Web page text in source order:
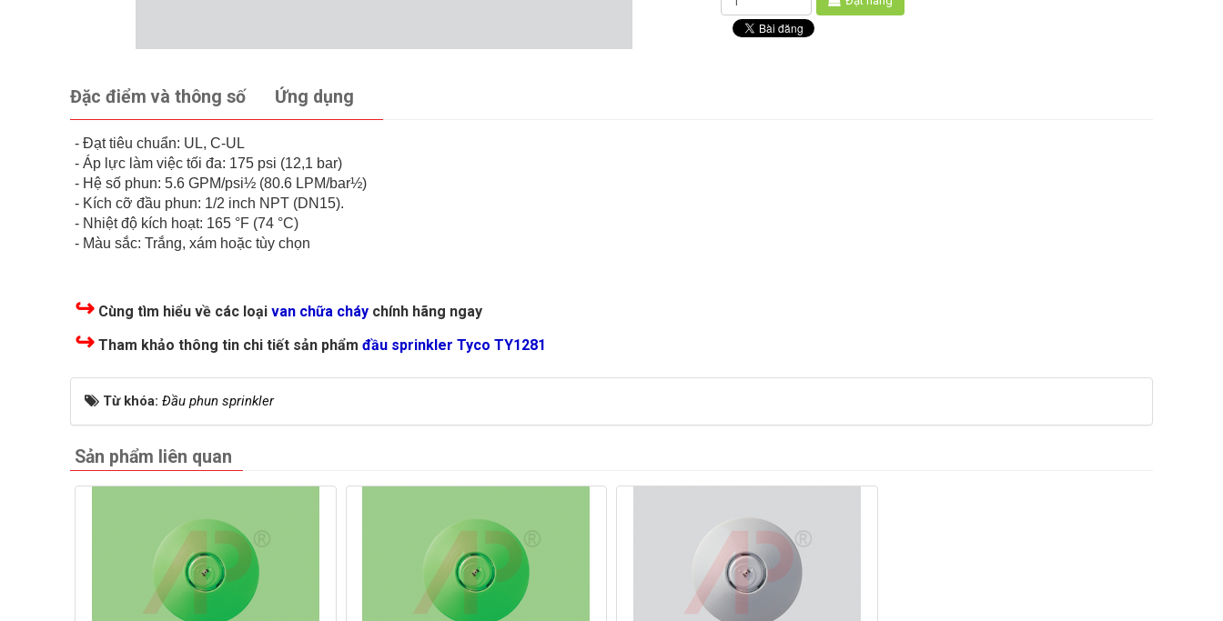
Đặc điểm và thông số Ứng dụng
- Đạt tiêu chuẩn: UL, C-UL
- Áp lực làm việc tối đa: 175 psi (12,1 bar)
- Hệ số phun: 5.6 GPM/psi½ (80.6 LPM/bar½)
- Kích cỡ đầu phun: 1/2 inch NPT (DN15).
- Nhiệt độ kích hoạt: 165 °F (74 °C)
- Màu sắc: Trắng, xám hoặc tùy chọn
↪ Cùng tìm hiểu về các loại van chữa cháy chính hãng ngay
↪ Tham khảo thông tin chi tiết sản phẩm đầu sprinkler Tyco TY1281
Từ khóa: Đầu phun sprinkler
Sản phẩm liên quan